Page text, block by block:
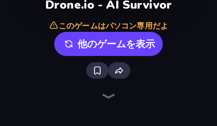
Drone.io - AI Survivor
このゲームはパソコン専用だよ
他のゲームを表示